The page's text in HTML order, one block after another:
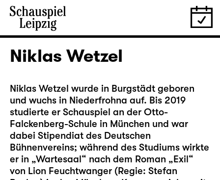
Niklas Wetzel
Niklas Wetzel wurde in Burgstädt geboren
und wuchs in Niederfrohna auf. Bis 2019
studierte er Schauspiel an der Otto-
Falckenberg-Schule in München und war
dabei Stipendiat des Deutschen
Bühnenvereins; während des Studiums wirkte
er in „Wartesaal“ nach dem Roman „Exil“
von Lion Feuchtwanger (Regie: Stefan